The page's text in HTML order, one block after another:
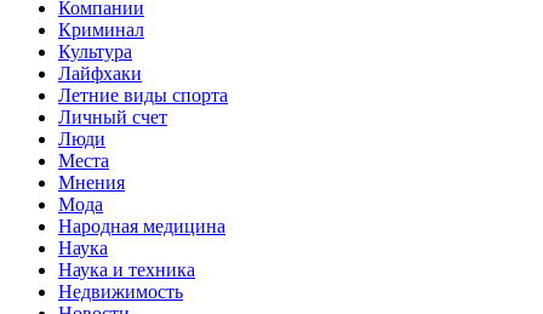
Компании
Криминал
Культура
Лайфхаки
Летние виды спорта
Личный счет
Люди
Места
Мнения
Мода
Народная медицина
Наука
Наука и техника
Недвижимость